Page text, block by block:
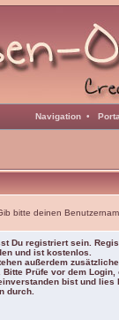
Navigation •
bitte deinen
Du registriert sein.
und ist kostenlos.
außerdem zusätzliche
Bitte Prüfe vor dem Login,
bist und lies
durch.